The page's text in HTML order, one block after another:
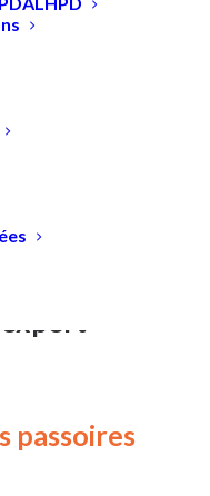
énergétiques
passoires